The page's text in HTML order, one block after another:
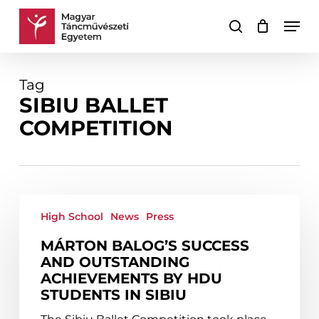
Skip
search
Cart Close
Tag
SIBIU BALLET
COMPETITION
Balog’s
outstanding
achievements
High School News Press
MÁRTON BALOG’S SUCCESS
AND OUTSTANDING
ACHIEVEMENTS BY HDU
STUDENTS IN SIBIU